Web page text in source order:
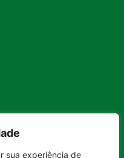
sua experiência de